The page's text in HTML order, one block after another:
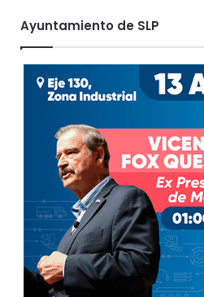
Ayuntamiento de SLP